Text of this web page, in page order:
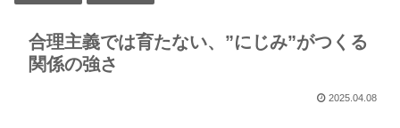
合理主義では育たない、”にじみ”がつくる
関係の強さ
2025.04.08